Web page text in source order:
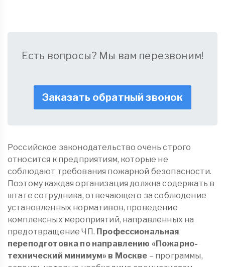
Есть вопросы? Мы вам перезвоним!
Заказать обратный звонок
Российское законодательство очень строго
относится к предприятиям, которые не
соблюдают требования пожарной безопасности.
Поэтому каждая организация должна содержать в
штате сотрудника, отвечающего за соблюдение
установленных нормативов, проведение
комплексных мероприятий, направленных на
предотвращение ЧП. Профессиональная
переподготовка по направлению «Пожарно-
технический минимум» в Москве – программы,